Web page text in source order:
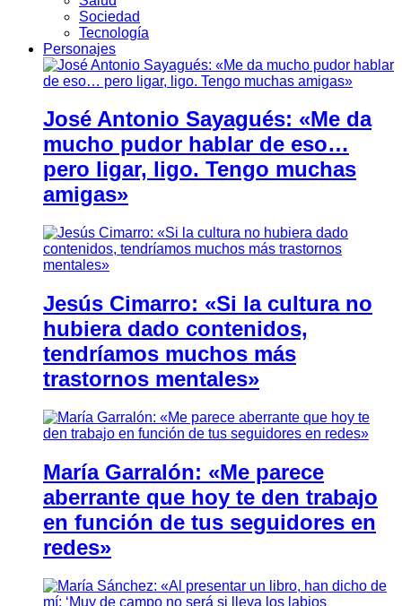
Sociedad
Tecnología
Personajes
José Antonio Sayagués: «Me da
mucho pudor hablar de eso…
pero ligar, ligo. Tengo muchas
amigas»
Jesús Cimarro: «Si la cultura no
hubiera dado contenidos,
tendríamos muchos más
trastornos mentales»
María Garralón: «Me parece
aberrante que hoy te den trabajo
en función de tus seguidores en
redes»